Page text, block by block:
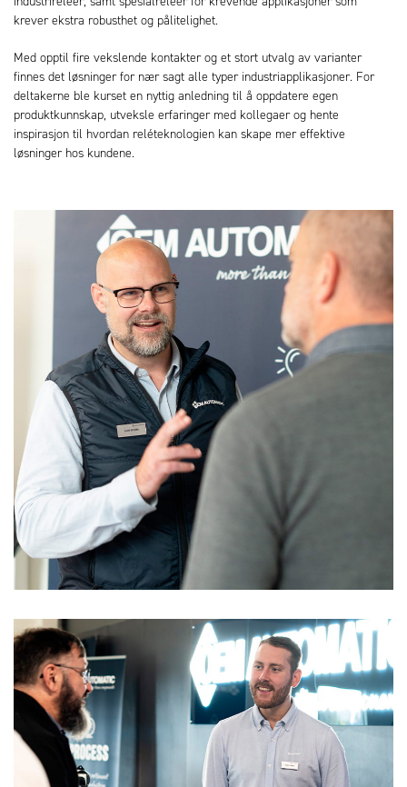
krever ekstra robusthet og pålitelighet.
Med opptil fire vekslende kontakter og et stort utvalg av varianter
finnes det løsninger for nær sagt alle typer industriapplikasjoner. For
deltakerne ble kurset en nyttig anledning til å oppdatere egen
produktkunnskap, utveksle erfaringer med kollegaer og hente
inspirasjon til hvordan reléteknologien kan skape mer effektive
løsninger hos kundene.